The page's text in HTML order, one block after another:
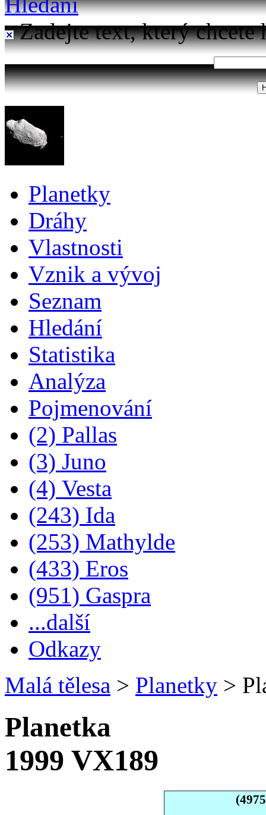
Zadejte text, který chcete
Planetky
Dráhy
Vlastnosti
Vznik a vývoj
Seznam
Hledání
Statistika
Analýza
Pojmenování
(2) Pallas
(3) Juno
(4) Vesta
(243) Ida
(253) Mathylde
(433) Eros
(951) Gaspra
...další
Odkazy
Malá tělesa > Planetky >
Planetka
1999 VX189